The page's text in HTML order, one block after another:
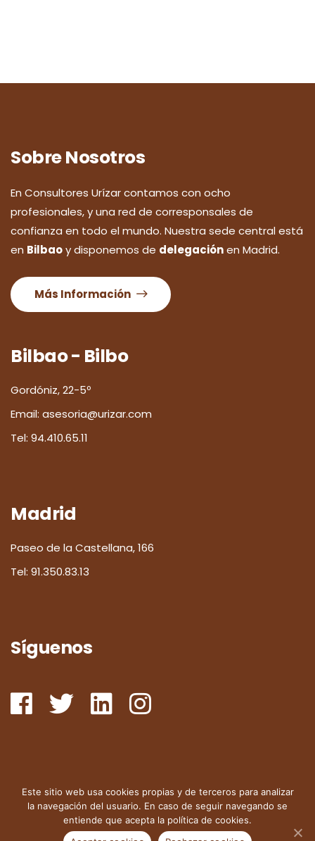
Sobre Nosotros
En Consultores Urízar contamos con ocho
profesionales, y una red de corresponsales de
confianza en todo el mundo. Nuestra sede central está
en Bilbaoy disponemos de delegaciónen Madrid.
Más Información
Bilbao - Bilbo
Gordóniz, 22-5º
Email: asesoria@urizar.com
Tel: 94.410.65.11
Madrid
Paseo de la Castellana, 166
Tel: 91.350.83.13
Síguenos
© 2024 Consultores Urizar y Cia,Consultoría Técnica y
Este sitio web usa cookies propias y de terceros para analizar
la navegación del usuario. En caso de seguir navegando se
entiende que acepta la política de cookies.